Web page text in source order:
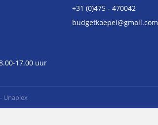
17.00 uur
+31 (0)475 - 470042
budgetkoepel@gmail.com
Unaplex